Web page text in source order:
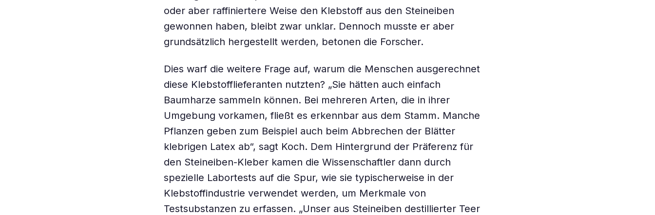
oder aber raffiniertere Weise den Klebstoff aus den Steineiben
gewonnen haben, bleibt zwar unklar. Dennoch musste er aber
grundsätzlich hergestellt werden, betonen die Forscher.
Dies warf die weitere Frage auf, warum die Menschen ausgerechnet
diese Klebstofflieferanten nutzten? „Sie hätten auch einfach
Baumharze sammeln können. Bei mehreren Arten, die in ihrer
Umgebung vorkamen, fließt es erkennbar aus dem Stamm. Manche
Pflanzen geben zum Beispiel auch beim Abbrechen der Blätter
klebrigen Latex ab“, sagt Koch. Dem Hintergrund der Präferenz für
den Steineiben-Kleber kamen die Wissenschaftler dann durch
spezielle Labortests auf die Spur, wie sie typischerweise in der
Klebstoffindustrie verwendet werden, um Merkmale von
Testsubstanzen zu erfassen. „Unser aus Steineiben destillierter Teer